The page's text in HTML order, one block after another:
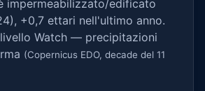
impermeabilizzato/edificato
+0,7 ettari nell'ultimo anno.
livello Watch — precipitazioni
(Copernicus EDO, decade del 11